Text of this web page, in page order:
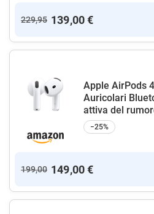
229,95 139,00 €
Apple AirPods
Auricolari
attiva del
−25%
199,00 149,00 €